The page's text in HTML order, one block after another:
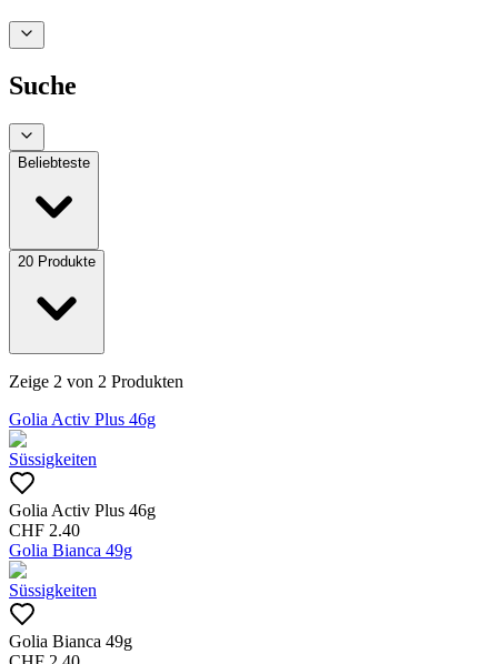
Suche
Beliebteste
20 Produkte
Zeige 2 von 2 Produkten
Golia Activ Plus 46g
Süssigkeiten
Golia Activ Plus 46g
CHF 2.40
Golia Bianca 49g
Süssigkeiten
Golia Bianca 49g